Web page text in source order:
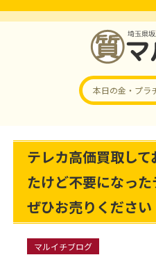
本日の金・プラ
テレカ高価買取し
たけど不要になっ
ぜひお売りください
マルイチブログ